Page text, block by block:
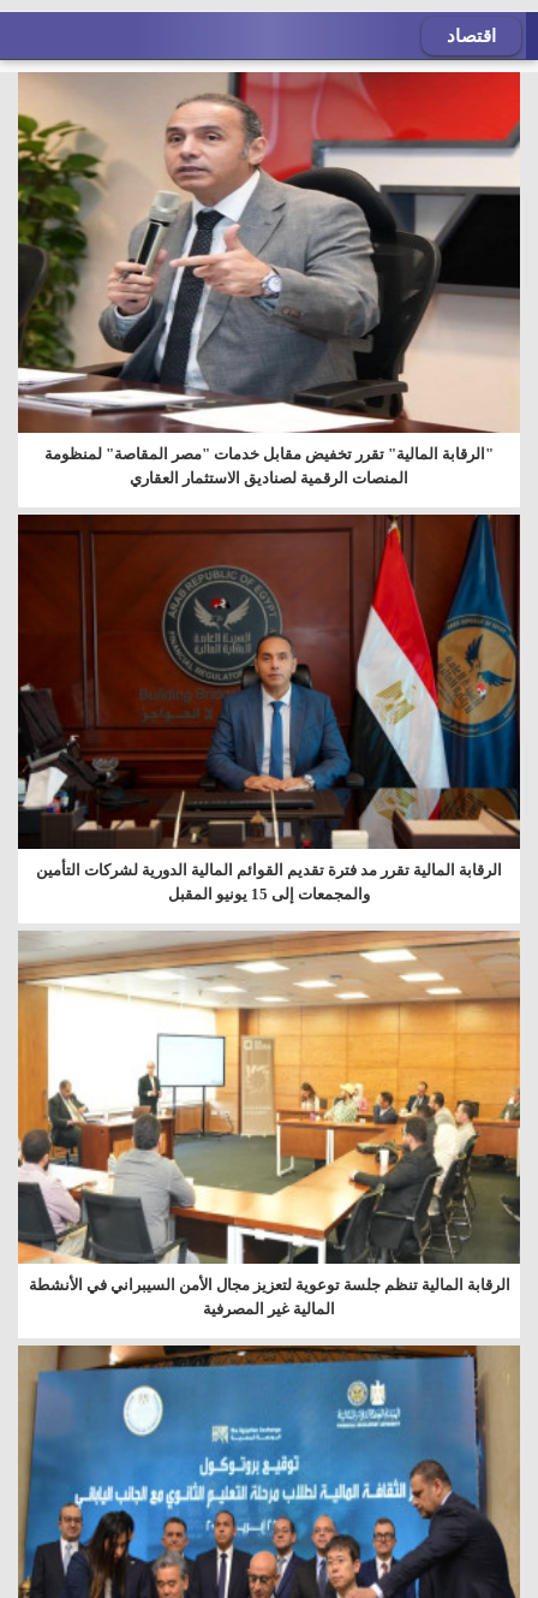
اقتصاد
"الرقابة المالية" تقرر تخفيض مقابل خدمات "مصر المقاصة" لمنظومة
المنصات الرقمية لصناديق الاستثمار العقاري
الرقابة المالية تقرر مد فترة تقديم القوائم المالية الدورية لشركات التأمين
والمجمعات إلى 15 يونيو المقبل
الرقابة المالية تنظم جلسة توعوية لتعزيز مجال الأمن السيبراني في الأنشطة
المالية غير المصرفية